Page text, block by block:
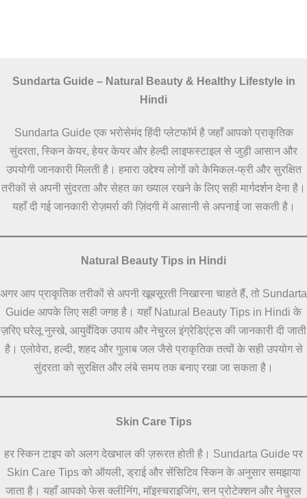
Sundarta Guide – Natural Beauty & Healthy Lifestyle in
Hindi
Sundarta Guide एक भरोसेमंद हिंदी प्लेटफॉर्म है जहाँ आपको प्राकृतिक
सुंदरता, स्किन केयर, हेयर केयर और हेल्दी लाइफस्टाइल से जुड़ी आसान और
उपयोगी जानकारी मिलती है। हमारा उद्देश्य लोगों को केमिकल-फ्री और सुरक्षित
तरीकों से अपनी सुंदरता और सेहत का ख्याल रखने के लिए सही मार्गदर्शन देना है।
यहाँ दी गई जानकारी रोज़मर्रा की ज़िंदगी में आसानी से अपनाई जा सकती है।
Natural Beauty Tips in Hindi
अगर आप प्राकृतिक तरीकों से अपनी खूबसूरती निखारना चाहते हैं, तो Sundarta
Guide आपके लिए सही जगह है। यहाँ Natural Beauty Tips in Hindi के
ज़रिए घरेलू नुस्खे, आयुर्वेदिक उपाय और नेचुरल इंग्रेडिएंट्स की जानकारी दी जाती
है। एलोवेरा, हल्दी, शहद और गुलाब जल जैसे प्राकृतिक तत्वों के सही उपयोग से
सुंदरता को सुरक्षित और लंबे समय तक बनाए रखा जा सकता है।
Skin Care Tips
हर स्किन टाइप को अलग देखभाल की ज़रूरत होती है। Sundarta Guide पर
Skin Care Tips को ऑयली, ड्राई और सेंसिटिव स्किन के अनुसार समझाया
जाता है। यहाँ आपको फेस क्लीनिंग, मॉइस्चराइजिंग, सन प्रोटेक्शन और नेचुरल